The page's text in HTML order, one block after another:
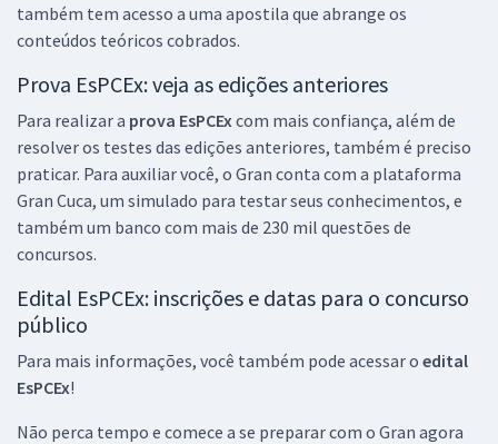
também tem acesso a uma apostila que abrange os
conteúdos teóricos cobrados.
Prova EsPCEx: veja as edições anteriores
Para realizar a prova EsPCEx com mais confiança, além de
resolver os testes das edições anteriores, também é preciso
praticar. Para auxiliar você, o Gran conta com a plataforma
Gran Cuca, um simulado para testar seus conhecimentos, e
também um banco com mais de 230 mil questões de
concursos.
Edital EsPCEx: inscrições e datas para o concurso
público
Para mais informações, você também pode acessar o edital
EsPCEx!
Não perca tempo e comece a se preparar com o Gran agora